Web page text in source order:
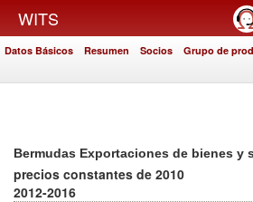
WITS
Datos Básicos Resumen Socios Grupo de
Bermudas Exportaciones de bienes y
precios constantes de 2010
2012-2016